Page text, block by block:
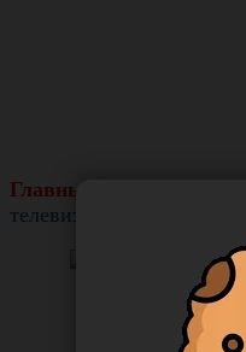
Главный приз:
телевизор с 43-